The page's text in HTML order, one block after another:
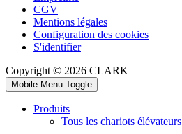
CGV
Mentions légales
Configuration des cookies
S'identifier
Copyright © 2026 CLARK
Mobile Menu Toggle
Produits
Tous les chariots élévateurs